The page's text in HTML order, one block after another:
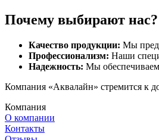
Почему выбирают нас?
Качество продукции: Мы
Профессионализм: Наши
Надежность: Мы
Компания «Аквалайн» стремится к
Компания
О компании
Контакты